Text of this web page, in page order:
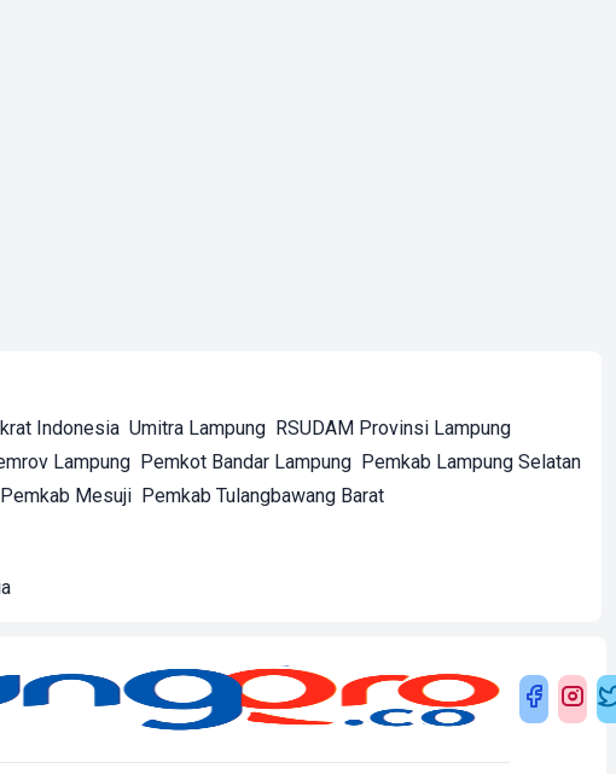
Indonesia Umitra Lampung RSUDAM Provinsi Lampung
Lampung Pemkot Bandar Lampung Pemkab Lampung Selatan
Pemkab Mesuji Pemkab Tulangbawang Barat